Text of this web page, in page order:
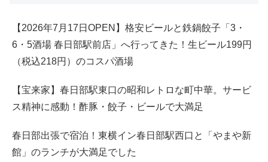
【2026年7月17日OPEN】格安ビールと鉄鍋餃子「3・
6・5酒場 春日部駅前店」へ行ってきた！生ビール199円
（税込218円）のコスパ酒場
【宝来家】春日部駅東口の昭和レトロな町中華。サービ
ス精神に感動！酢豚・餃子・ビールで大満足
春日部出張で宿泊！東横イン春日部駅西口と「やまや新
館」のランチが大満足でした